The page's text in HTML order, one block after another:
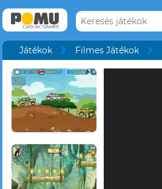
Játékok Filmes Játékok